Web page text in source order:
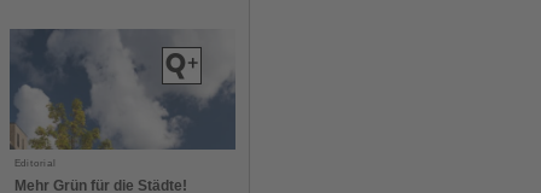
Editorial
Mehr Grün für die Städte!